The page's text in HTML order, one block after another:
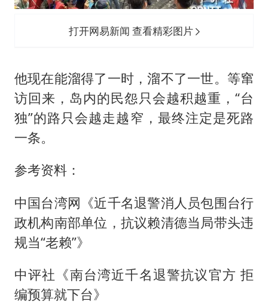
打开网易新闻 查看精彩图片
他现在能溜得了一时，溜不了一世。等窜
访回来，岛内的民怨只会越积越重，“台
独”的路只会越走越窄，最终注定是死路
一条。
参考资料：
中国台湾网《近千名退警消人员包围台行
政机构南部单位，抗议赖清德当局带头违
规当“老赖”》
中评社《南台湾近千名退警抗议官方 拒
编预算就下台》